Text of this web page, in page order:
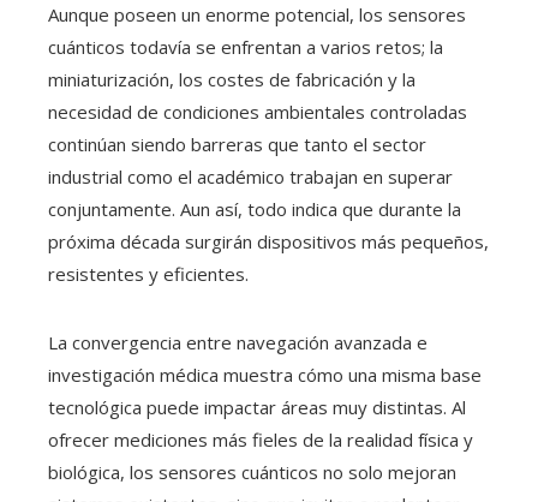
Aunque poseen un enorme potencial, los sensores
cuánticos todavía se enfrentan a varios retos; la
miniaturización, los costes de fabricación y la
necesidad de condiciones ambientales controladas
continúan siendo barreras que tanto el sector
industrial como el académico trabajan en superar
conjuntamente. Aun así, todo indica que durante la
próxima década surgirán dispositivos más pequeños,
resistentes y eficientes.
La convergencia entre navegación avanzada e
investigación médica muestra cómo una misma base
tecnológica puede impactar áreas muy distintas. Al
ofrecer mediciones más fieles de la realidad física y
biológica, los sensores cuánticos no solo mejoran